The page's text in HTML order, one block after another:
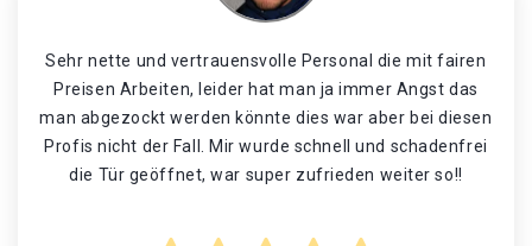
Sehr nette und vertrauensvolle Personal die mit fairen
Preisen Arbeiten, leider hat man ja immer Angst das
man abgezockt werden könnte dies war aber bei diesen
Profis nicht der Fall. Mir wurde schnell und schadenfrei
die Tür geöffnet, war super zufrieden weiter so!!